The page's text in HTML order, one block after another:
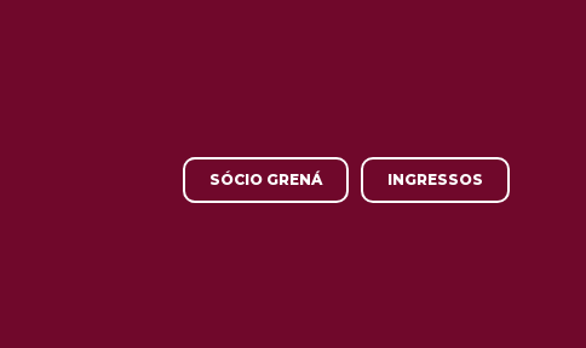
SÓCIO GRENÁ INGRESSOS